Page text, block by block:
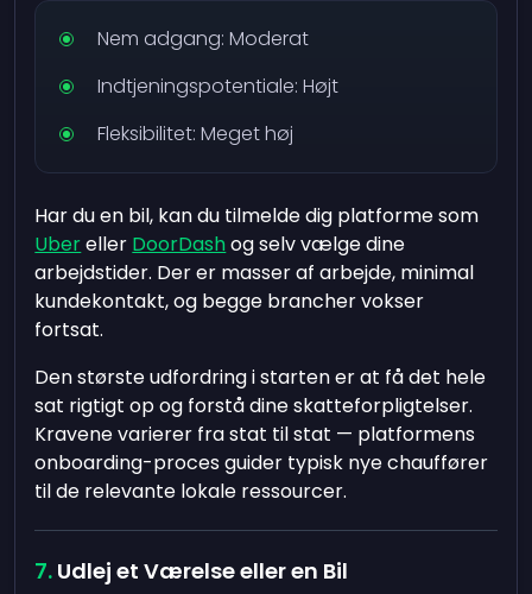
Nem adgang: Moderat
Indtjeningspotentiale: Højt
Fleksibilitet: Meget høj
Har du en bil, kan du tilmelde dig platforme som
Ubereller DoorDashog selv vælge dine
arbejdstider. Der er masser af arbejde, minimal
kundekontakt, og begge brancher vokser
fortsat.
Den største udfordring i starten er at få det hele
sat rigtigt op og forstå dine skatteforpligtelser.
Kravene varierer fra stat til stat — platformens
onboarding-proces guider typisk nye chauffører
til de relevante lokale ressourcer.
Udlej et Værelse eller en Bil